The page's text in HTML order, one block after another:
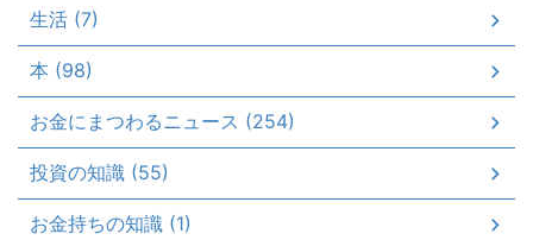
生活 (7)
本 (98)
お金にまつわるニュース (254)
投資の知識 (55)
お金持ちの知識 (1)